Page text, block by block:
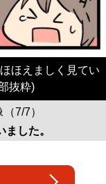
ほえましく見てい
抜粋)
7/7）
した。